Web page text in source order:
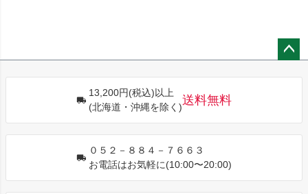
13,200円(税込)以上
(北海道・沖縄を除く)
送料無料
０５２－８８４－７６６３
お電話はお気軽に(10:00〜20:00)